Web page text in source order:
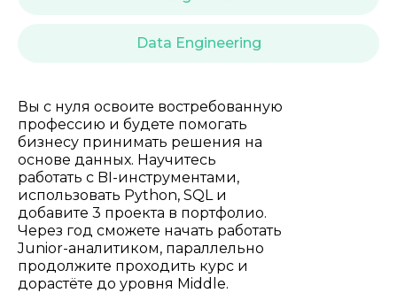
Data Engineering
Вы с нуля освоите востребованную
профессию и будете помогать
бизнесу принимать решения на
основе данных. Научитесь
работать с BI-инструментами,
использовать Python, SQL и
добавите 3 проекта в портфолио.
Через год сможете начать работать
Junior-аналитиком, параллельно
продолжите проходить курс и
дорастёте до уровня Middle.
Стоимость *
Подача материала *
Программа обучения *